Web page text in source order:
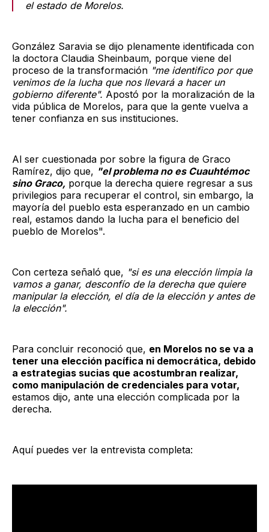
el estado de Morelos.
González Saravia se dijo plenamente identificada con
la doctora Claudia Sheinbaum, porque viene del
proceso de la transformación "me identifico por que
venimos de la lucha que nos llevará a hacer un
gobierno diferente". Apostó por la moralización de la
vida pública de Morelos, para que la gente vuelva a
tener confianza en sus instituciones.
Al ser cuestionada por sobre la figura de Graco
Ramírez, dijo que, "el problema no es Cuauhtémoc
sino Graco, porque la derecha quiere regresar a sus
privilegios para recuperar el control, sin embargo, la
mayoría del pueblo esta esperanzado en un cambio
real, estamos dando la lucha para el beneficio del
pueblo de Morelos".
Con certeza señaló que, "si es una elección limpia la
vamos a ganar, desconfío de la derecha que quiere
manipular la elección, el día de la elección y antes de
la elección".
Para concluir reconoció que, en Morelos no se va a
tener una elección pacífica ni democrática, debido
a estrategias sucias que acostumbran realizar,
como manipulación de credenciales para votar,
estamos dijo, ante una elección complicada por la
derecha.
Aquí puedes ver la entrevista completa: